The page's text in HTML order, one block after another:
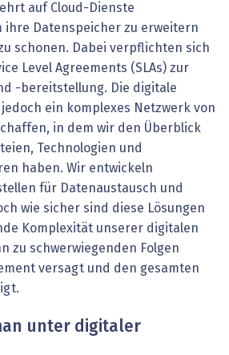
auf Cloud-Dienste
ihre Datenspeicher zu erweitern
schonen. Dabei verpflichten sich
Level Agreements (SLAs) zur
-bereitstellung. Die digitale
ein komplexes Netzwerk von
in dem wir den Überblick
Technologien und
haben. Wir entwickeln
für Datenaustausch und
wie sicher sind diese Lösungen
Komplexität unserer digitalen
zu schwerwiegenden Folgen
versagt und den gesamten
unter digitaler